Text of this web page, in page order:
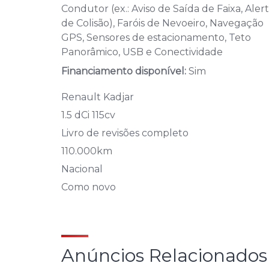
Condutor (ex.: Aviso de Saída de Faixa,
de Colisão), Faróis de Nevoeiro, Navegação
GPS, Sensores de estacionamento, Teto
Panorâmico, USB e Conectividade
Financiamento disponível: Sim
Renault Kadjar
1.5 dCi 115cv
Livro de revisões completo
110.000km
Nacional
Como novo
Anúncios Relacionados